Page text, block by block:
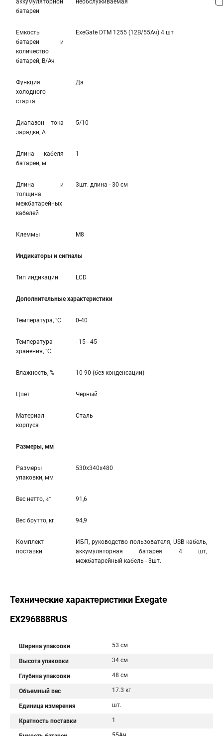
аккумуляторной
батареи
необслуживаемая
Емкость
батареи и
количество
батарей, В/Ач
ExeGate DTM 1255 (12В/55Ач) 4 шт
Функция
холодного
старта
Да
Диапазон тока
зарядки, А
5/10
Длина кабеля
батареи, м
1
Длина и
толщина
межбатарейных
кабелей
3шт. длина - 30 см
Клеммы M8
Индикаторы и сигналы
Тип индикации LCD
Дополнительные характеристики
Температура, °С 0-40
Температура
хранения, °С
- 15 - 45
Влажность, % 10-90 (без конденсации)
Цвет Черный
Материал
корпуса
Сталь
Размеры, мм
Размеры
упаковки, мм
530x340x480
Вес нетто, кг 91,6
Вес брутто, кг 94,9
Комплект
поставки
ИБП, руководство пользователя, USB кабель,
аккумуляторная батарея 4 шт,
межбатарейный кабель - 3шт.
Технические характеристики Exegate
EX296888RUS
Ширина упаковки 53 см
Высота упаковки 34 см
Глубина упаковки 48 см
Объемный вес 17.3 кг
Единица измерения шт.
Кратность поставки 1